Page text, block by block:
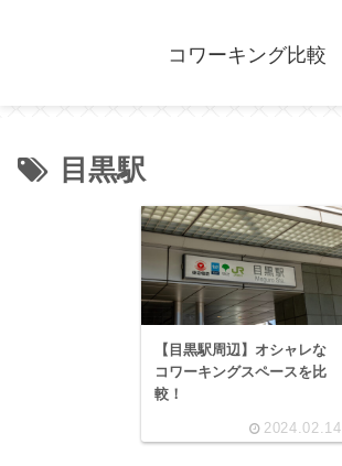
コワーキング比較
目黒駅
【目黒駅周辺】オシャレな
コワーキングスペースを比
較！
2024.02.14